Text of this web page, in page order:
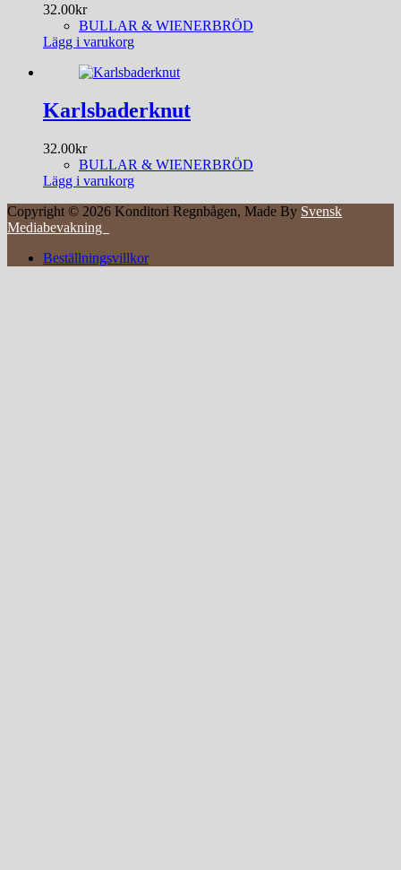
32.00kr
BULLAR & WIENERBRÖD
Lägg i varukorg
Karlsbaderknut
32.00kr
BULLAR & WIENERBRÖD
Lägg i varukorg
Copyright © 2026 Konditori Regnbågen, Made By Svensk
Mediabevakning
Beställningsvillkor